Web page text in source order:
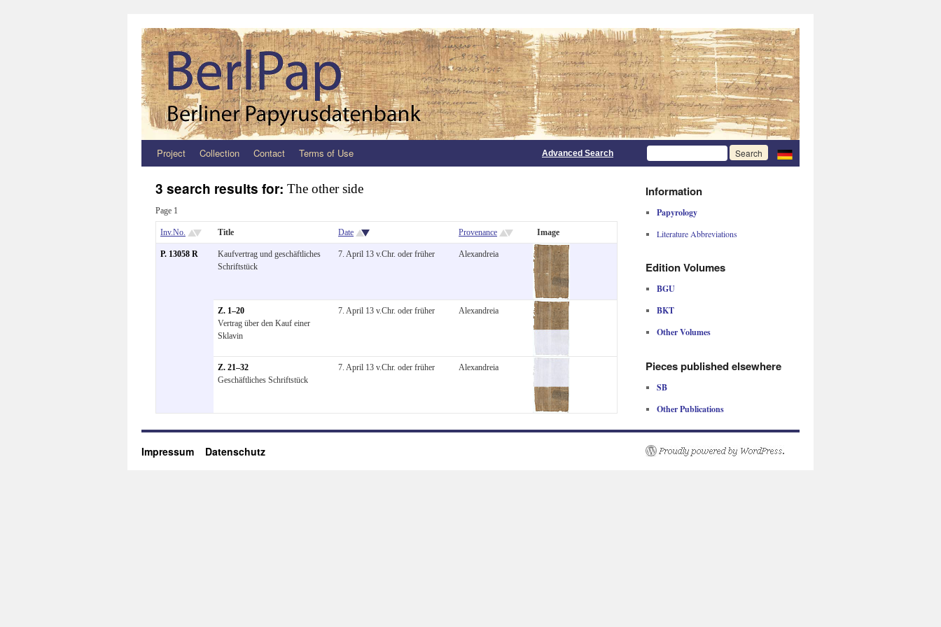
Zum
springen
Project Collection Contact Terms of Use Advanced Search
3 search results for: The other side
Page 1
Inv.No. Title Date Provenance Image
P. 13058 R
Kaufvertrag und geschäftliches
Schriftstück
7. April 13 v.Chr. oder früher Alexandreia
Z. 1–20
Vertrag über den Kauf einer
Sklavin
7. April 13 v.Chr. oder früher Alexandreia
Z. 21–32
Geschäftliches Schriftstück
7. April 13 v.Chr. oder früher Alexandreia
Information
Papyrology
Literature Abbreviations
Edition Volumes
BGU
BKT
Other Volumes
Pieces published elsewhere
SB
Other Publications
Impressum Datenschutz